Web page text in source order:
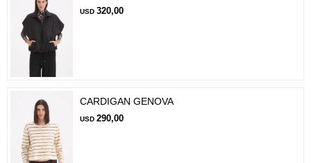
USD 320,00
CARDIGAN GENOVA
USD 290,00